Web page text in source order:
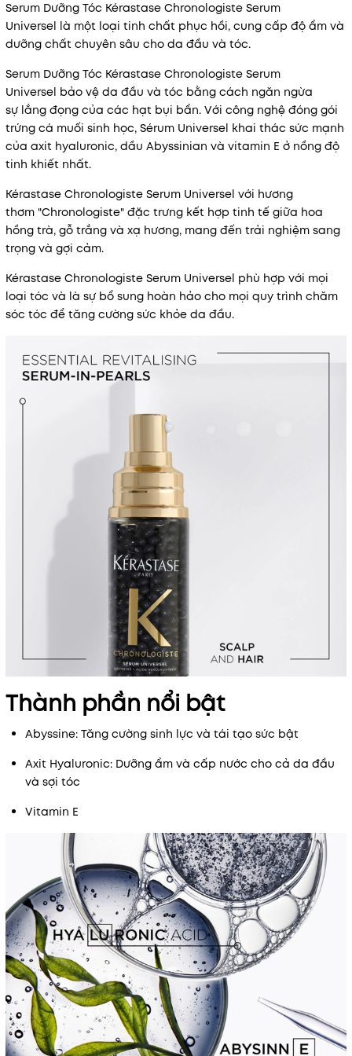
Mã khuyến mãi:
Điều kiện:
Serum Dưỡng Tóc Kérastase Chronologiste Serum
Universel là một loại tinh chất phục hồi, cung cấp độ ẩm và
dưỡng chất chuyên sâu cho da đầu và tóc.
Serum Dưỡng Tóc Kérastase Chronologiste Serum
Universel bảo vệ da đầu và tóc bằng cách ngăn ngừa
sự lắng đọng của các hạt bụi bẩn. Với công nghệ đóng gói
trứng cá muối sinh học, Sérum Universel khai thác sức mạnh
của axit hyaluronic, dầu Abyssinian và vitamin E ở nồng độ
tinh khiết nhất.
Kérastase Chronologiste Serum Universel với hương
thơm "Chronologiste" đặc trưng kết hợp tinh tế giữa hoa
hồng trà, gỗ trắng và xạ hương, mang đến trải nghiệm sang
trọng và gợi cảm.
Kérastase Chronologiste Serum Universel phù hợp với mọi
loại tóc và là sự bổ sung hoàn hảo cho mọi quy trình chăm
sóc tóc để tăng cường sức khỏe da đầu.
Thành phần nổi bật
Abyssine: Tăng cường sinh lực và tái tạo sức bật
Axit Hyaluronic: Dưỡng ẩm và cấp nước cho cả da đầu
và sợi tóc
Vitamin E